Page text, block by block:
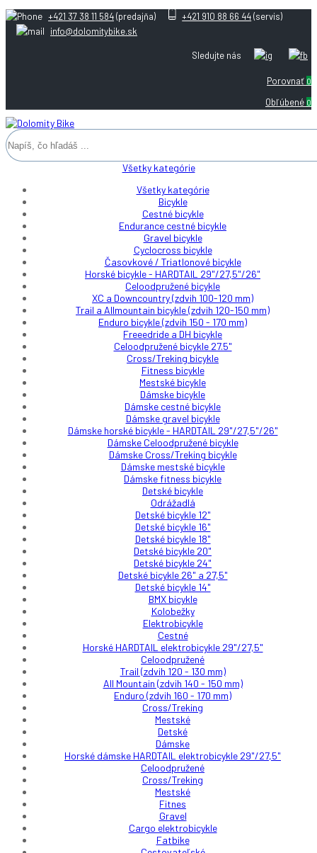
+421 37 38 11 584(predajňa) +421 910 88 66 44(servis)
info@dolomitybike.sk
Sledujte nás
Porovnať 0
Obľúbené 0
Všetky kategórie
Všetky kategórie
Bicykle
Cestné bicykle
Endurance cestné bicykle
Gravel bicykle
Cyclocross bicykle
Časovkové / Triatlonové bicykle
Horské bicykle - HARDTAIL 29"/27,5"/26"
Celoodpružené bicykle
XC a Downcountry (zdvih 100-120 mm)
Trail a Allmountain bicykle (zdvih 120-150 mm)
Enduro bicykle (zdvih 150 - 170 mm)
Freeedride a DH bicykle
Celoodpružené bicykle 27.5"
Cross/Treking bicykle
Fitness bicykle
Mestské bicykle
Dámske bicykle
Dámske cestné bicykle
Dámske gravel bicykle
Dámske horské bicykle - HARDTAIL 29"/27,5"/26"
Dámske Celoodpružené bicykle
Dámske Cross/Treking bicykle
Dámske mestské bicykle
Dámske fitness bicykle
Detské bicykle
Odrážadlá
Detské bicykle 12"
Detské bicykle 16"
Detské bicykle 18"
Detské bicykle 20"
Detské bicykle 24"
Detské bicykle 26" a 27,5"
Detské bicykle 14"
BMX bicykle
Kolobežky
Elektrobicykle
Cestné
Horské HARDTAIL elektrobicykle 29"/27,5"
Celoodpružené
Trail (zdvih 120 - 130 mm)
All Mountain (zdvih 140 - 150 mm)
Enduro (zdvih 160 - 170 mm)
Cross/Treking
Mestské
Detské
Dámske
Horské dámske HARDTAIL elektrobicykle 29"/27,5"
Celoodpružené
Cross/Treking
Mestské
Fitnes
Gravel
Cargo elektrobicykle
Fatbike